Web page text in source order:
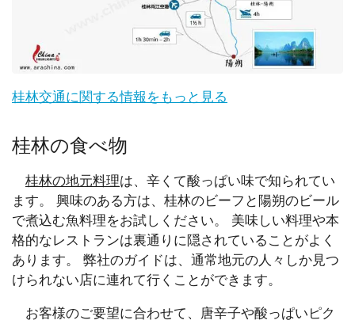
桂林交通に関する情報をもっと見る
桂林の食べ物
桂林の地元料理は、辛くて酸っぱい味で知られてい
ます。 興味のある方は、桂林のビーフと陽朔のビール
で煮込む魚料理をお試しください。 美味しい料理や本
格的なレストランは裏通りに隠されていることがよく
あります。 弊社のガイドは、通常地元の人々しか見つ
けられない店に連れて行くことができます。
お客様のご要望に合わせて、唐辛子や酸っぱいピク